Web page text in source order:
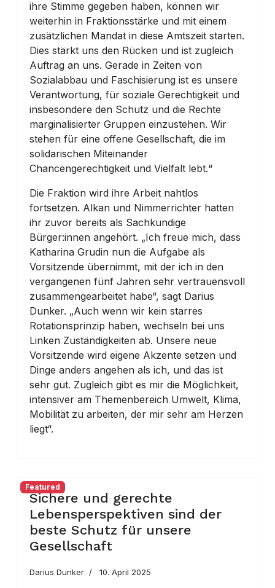
ihre Stimme gegeben haben, können wir
weiterhin in Fraktionsstärke und mit einem
zusätzlichen Mandat in diese Amtszeit starten.
Dies stärkt uns den Rücken und ist zugleich
Auftrag an uns. Gerade in Zeiten von
Sozialabbau und Faschisierung ist es unsere
Verantwortung, für soziale Gerechtigkeit und
insbesondere den Schutz und die Rechte
marginalisierter Gruppen einzustehen. Wir
stehen für eine offene Gesellschaft, die im
solidarischen Miteinander
Chancengerechtigkeit und Vielfalt lebt.“
Die Fraktion wird ihre Arbeit nahtlos
fortsetzen. Alkan und Nimmerrichter hatten
ihr zuvor bereits als Sachkundige
Bürger:innen angehört. „Ich freue mich, dass
Katharina Grudin nun die Aufgabe als
Vorsitzende übernimmt, mit der ich in den
vergangenen fünf Jahren sehr vertrauensvoll
zusammengearbeitet habe“, sagt Darius
Dunker. „Auch wenn wir kein starres
Rotationsprinzip haben, wechseln bei uns
Linken Zuständigkeiten ab. Unsere neue
Vorsitzende wird eigene Akzente setzen und
Dinge anders angehen als ich, und das ist
sehr gut. Zugleich gibt es mir die Möglichkeit,
intensiver am Themenbereich Umwelt, Klima,
Mobilität zu arbeiten, der mir sehr am Herzen
liegt“.
Featured
Sichere und gerechte
Lebensperspektiven sind der
beste Schutz für unsere
Gesellschaft
Darius Dunker 10. April 2025